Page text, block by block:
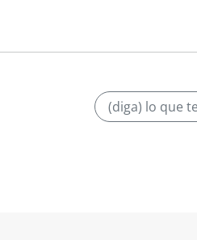
(diga) lo que